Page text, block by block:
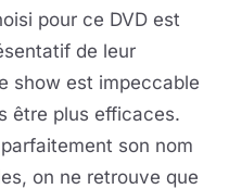
pour ce DVD est
de leur
show est impeccable
être plus efficaces.
son nom
on ne retrouve que